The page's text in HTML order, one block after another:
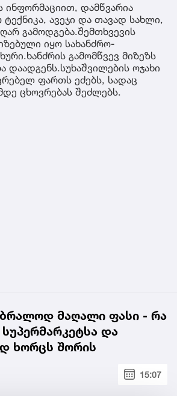
ინფორმაციით, დამწვარია
ავეჯი და თავად სახლი,
გამოდგება.შემთხვევის
იყო სახანძრო-
გამომწვევ მიზეზს
დაადგენს.სუხაშვილების ოჯახი
ფართს ეძებს, სადაც
ცხოვრებას შეძლებს.
მაღალი ფასი - რა
სუპერმარკეტსა და
ხორცს შორის
15:07